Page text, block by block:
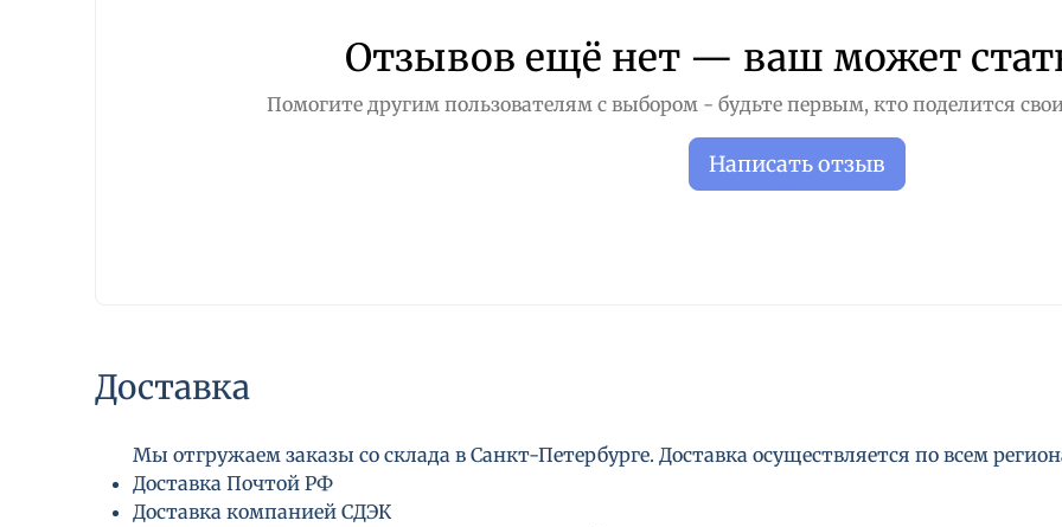
Отзывов ещё нет — ваш может
Помогите другим пользователям с выбором - будьте первым, кто поделится
Написать отзыв
Доставка
Мы отгружаем заказы со склада в Санкт-Петербурге. Доставка осуществляется по всем
Доставка Почтой РФ
Доставка компанией СДЭК